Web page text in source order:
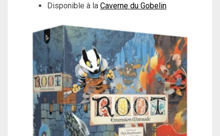
Disponible à la Caverne du Gobelin